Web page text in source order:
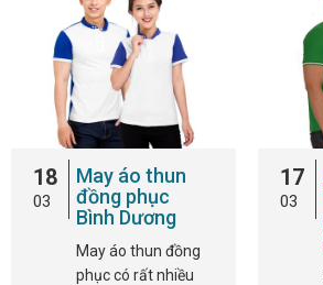
18
03
May áo thun
đồng phục
Bình Dương
May áo thun đồng
phục có rất nhiều
17
03